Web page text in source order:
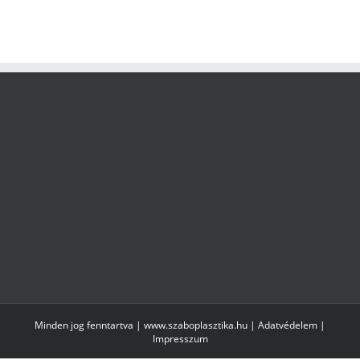
Minden jog fenntartva | www.szaboplasztika.hu | Adatvédelem |
Impresszum